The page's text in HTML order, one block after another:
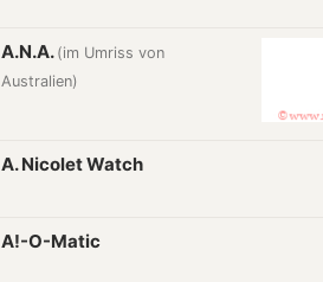
A.N.A. (im Umriss von
Australien)
A. Nicolet Watch
A!-O-Matic